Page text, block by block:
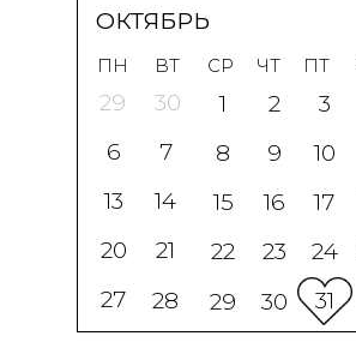
6
ОКТЯБРЬ
28
ПН
29
ПТ
ЧТ
СР
ВТ
1
13
31
7
30
8 9 10
20
14 15 16 17
27
21 22 23 24
2 3
30
29